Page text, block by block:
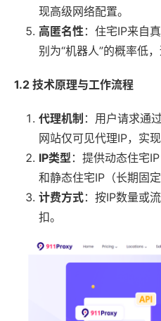
现高级网络配置。
高匿名性：住宅IP来自
别为“机器人”的概率低
1.2 技术原理与工作流程
代理机制 ：用户请求通
网站仅可见代理IP，实现
IP类型：提供动态住宅
和静态住宅IP（长期固
计费方式：按IP数量或
扣。